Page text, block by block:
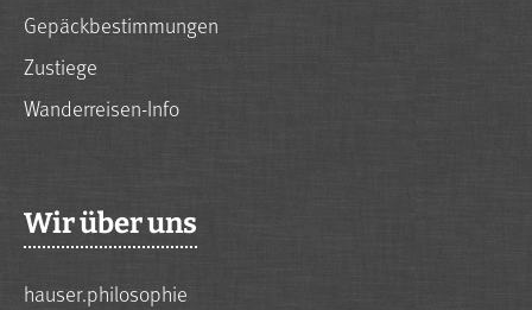
Gepäckbestimmungen
Zustiege
Wanderreisen-Info
Wir über uns
hauser.philosophie